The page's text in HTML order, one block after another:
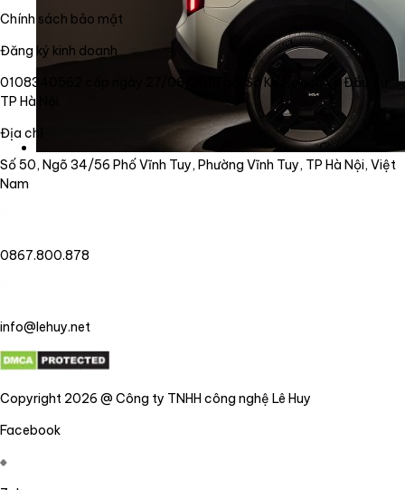
Chính sách bảo mật
Đăng ký kinh doanh
0108340562 cấp ngày 27/06/2018 bởi Sở Kế Hoạch và Đầu Tư
TP Hà Nội
Địa chỉ
Số 50, Ngõ 34/56 Phố Vĩnh Tuy, Phường Vĩnh Tuy, TP Hà Nội, Việt
Nam
0867.800.878
info@lehuy.net
Copyright 2026 @ Công ty TNHH công nghệ Lê Huy
Facebook